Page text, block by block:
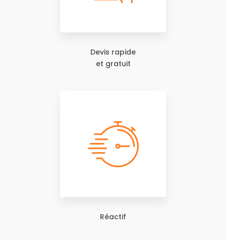
Devis rapide
et gratuit
Réactif